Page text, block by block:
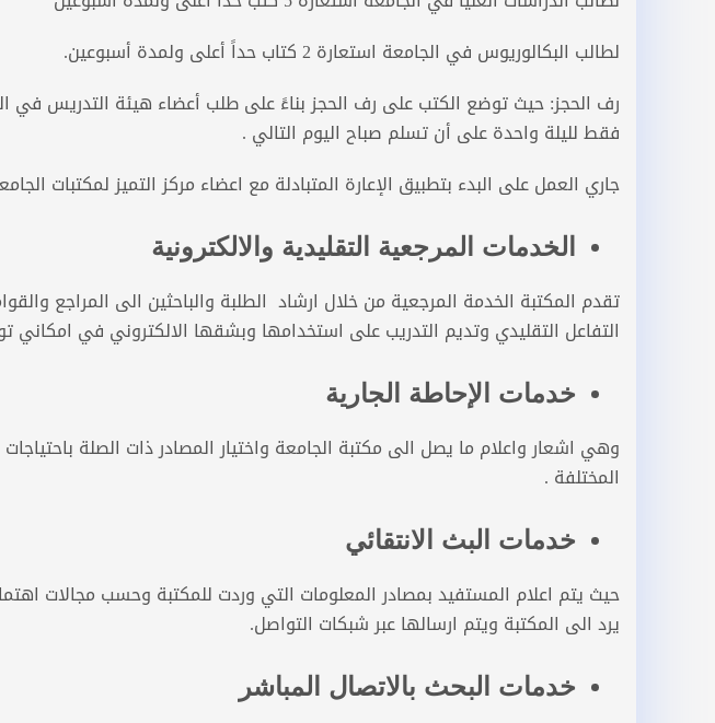
لطالب البكالوريوس في الجامعة استعارة 2 كتاب حداً أعلى ولمدة أسبوعين.
رف الحجز: حيث توضع الكتب على رف الحجز بناءً على طلب أعضاء هيئة التدريس في
فقط لليلة واحدة على أن تسلم صباح اليوم التالي .
جاري العمل على البدء بتطبيق الإعارة المتبادلة مع اعضاء مركز التميز لمكتبات
الخدمات المرجعية التقليدية والالكترونية
تقدم المكتبة الخدمة المرجعية من خلال ارشاد الطلبة والباحثين الى المراجع
التفاعل التقليدي وتديم التدريب على استخدامها وبشقها الالكتروني في
خدمات الإحاطة الجارية
وهي اشعار واعلام ما يصل الى مكتبة الجامعة واختيار المصادر ذات الصلة
المختلفة .
خدمات البث الانتقائي
حيث يتم اعلام المستفيد بمصادر المعلومات التي وردت للمكتبة وحسب مجالات
يرد الى المكتبة ويتم ارسالها عبر شبكات التواصل.
خدمات البحث بالاتصال المباشر